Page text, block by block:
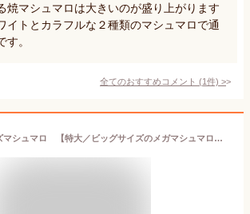
焼マシュマロは大きいのが盛り上がります
イトとカラフルな２種類のマシュマロで通
。
全てのおすすめコメント (1件) >
キャンパーズマシュマロ 【特大／ビッグサイズのメガマシュマロ】 焼きマシュマロにピッタリなBBQ映え 安心の国産